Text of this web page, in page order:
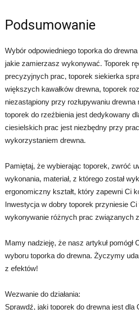
Podsumowanie
Wybór odpowiedniego toporka do
jakie zamierzasz wykonywać. Toporek
precyzyjnych prac, toporek siekierka
większych kawałków drewna, toporek
niezastąpiony przy rozłupywaniu drewna
toporek do rzeźbienia jest dedykowany
ciesielskich prac jest niezbędny przy
wykorzystaniem drewna.
Pamiętaj, że wybierając toporek, zwróć
wykonania, materiał, z którego został
ergonomiczny kształt, który zapewni Ci
Inwestycja w dobry toporek przyniesie Ci
wykonywanie różnych prac związanych
Mamy nadzieję, że nasz artykuł pomógł
wyboru toporka do drewna. Życzymy
z efektów!
Wezwanie do działania:
Sprawdź, jaki toporek do drewna jest dla